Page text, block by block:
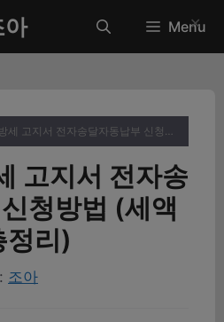
아 Menu
2025 지방세 고지서 전자송달자동납부 신청방법 (세액공제 혜택 총정리)
고지서 전자송
청방법 (세액
정리)
조아
✕